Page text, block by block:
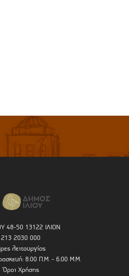
48-50 13122 ΙΛΙΟΝ
213 2030 000
λειτουργίας
8.00 Π.Μ. - 6.00 Μ.Μ.
Όροι Χρήσης